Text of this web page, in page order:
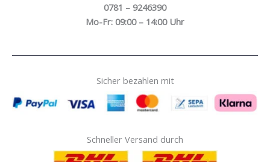
0781 – 9246390
Mo-Fr: 09:00 – 14:00 Uhr
Sicher bezahlen mit
Schneller Versand durch